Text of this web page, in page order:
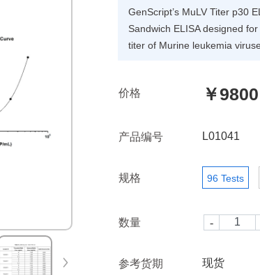
GenScript’s MuLV Titer p30
Sandwich ELISA designed
titer of Murine leukemia
价格 ￥9800
产品编号 L01041
规格 96 Tests
数量
参考货期 现货